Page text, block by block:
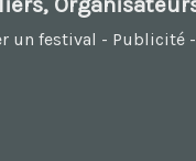
un festival - Publicité -